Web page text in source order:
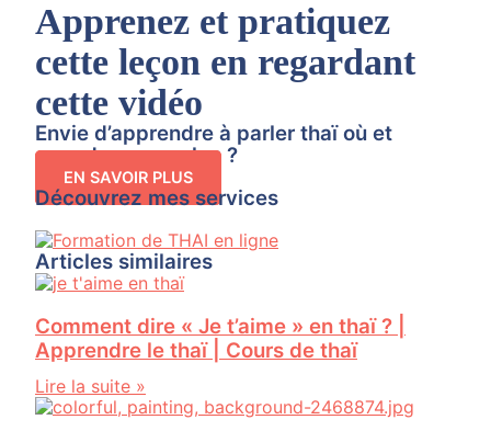
Apprenez et pratiquez
cette leçon en regardant
cette vidéo
Envie d’apprendre à parler thaï où et
quand vous voulez ?
EN SAVOIR PLUS
Découvrez mes services
Articles similaires
Comment dire « Je t’aime » en thaï ? |
Apprendre le thaï | Cours de thaï
Lire la suite »